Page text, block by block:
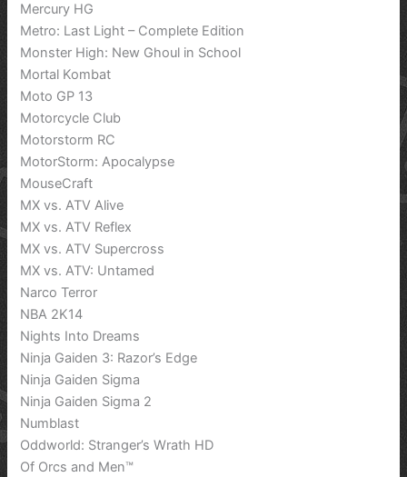
Mercury HG
Metro: Last Light – Complete Edition
Monster High: New Ghoul in School
Mortal Kombat
Moto GP 13
Motorcycle Club
Motorstorm RC
MotorStorm: Apocalypse
MouseCraft
MX vs. ATV Alive
MX vs. ATV Reflex
MX vs. ATV Supercross
MX vs. ATV: Untamed
Narco Terror
NBA 2K14
Nights Into Dreams
Ninja Gaiden 3: Razor’s Edge
Ninja Gaiden Sigma
Ninja Gaiden Sigma 2
Numblast
Oddworld: Stranger’s Wrath HD
Of Orcs and Men™